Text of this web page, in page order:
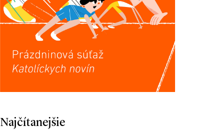
Najčítanejšie